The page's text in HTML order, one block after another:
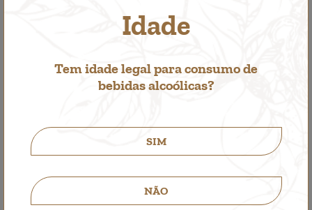
Idade
Tem idade legal para consumo de
bebidas alcoólicas?
SIM
NÃO
Santa Cristina Branco